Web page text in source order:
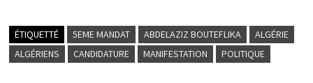
ÉTIQUETTÉ 5EME MANDAT ABDELAZIZ BOUTEFLIKA
ALGÉRIE
ALGÉRIENS
CANDIDATURE MANIFESTATION POLITIQUE